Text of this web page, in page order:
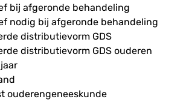
bij afgeronde behandeling
nodig bij afgeronde behandeling
distributievorm GDS
distributievorm GDS ouderen
ouderengeneeskunde